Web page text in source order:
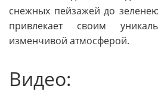
снежных пейзажей до
привлекает своим
изменчивой атмосферой.
Видео: